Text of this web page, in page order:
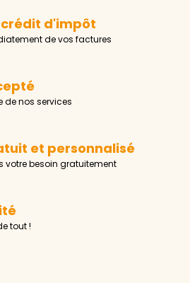
d'impôt
de vos factures
de nos services
et personnalisé
votre besoin gratuitement
tout !